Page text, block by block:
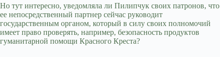
Но тут интересно, уведомляла ли Пилипчук своих патронов, что
ее непосредственный партнер сейчас руководит
государственным органом, который в силу своих полномочий
имеет право проверять, например, безопасность продуктов
гуманитарной помощи Красного Креста?